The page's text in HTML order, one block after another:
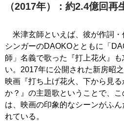
（2017年）：約2.4億回再
米津玄師といえば、彼が作詞・
シンガーのDAOKOとともに「
師」名義で歌った『打上花火』
い。2017年に公開された新房昭
映画『打ち上げ花火、下から見
か？』の主題歌ということで、こ
は、映画の印象的なシーンがふん
れている。